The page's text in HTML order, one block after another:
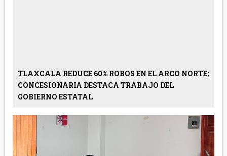
TLAXCALA REDUCE 60% ROBOS EN EL ARCO NORTE;
CONCESIONARIA DESTACA TRABAJO DEL
GOBIERNO ESTATAL